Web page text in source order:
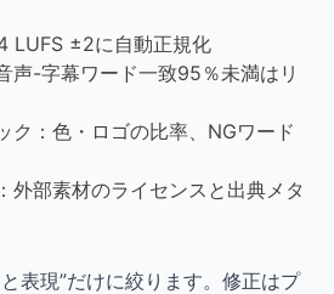
LUFS ±2に自動正規化
声-字幕ワード一致95％未満はリ
ク：色・ロゴの比率、NGワード
外部素材のライセンスと出典メタ
表現”だけに絞ります。修正はプ